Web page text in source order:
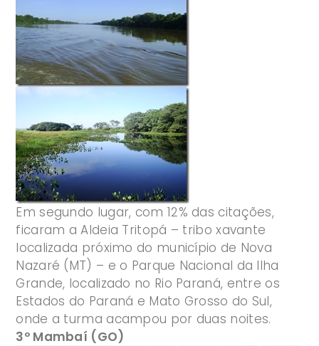
Em segundo lugar, com 12% das citações,
ficaram a Aldeia Tritopá – tribo xavante
localizada próximo do município de Nova
Nazaré (MT) – e o Parque Nacional da Ilha
Grande, localizado no Rio Paraná, entre os
Estados do Paraná e Mato Grosso do Sul,
onde a turma acampou por duas noites.
3º Mambaí (GO)